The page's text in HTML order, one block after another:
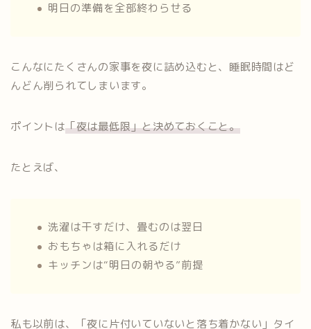
明日の準備を全部終わらせる
こんなにたくさんの家事を夜に詰め込むと、睡眠時間はど
んどん削られてしまいます。
ポイントは「夜は最低限」と決めておくこと。
たとえば、
洗濯は干すだけ、畳むのは翌日
おもちゃは箱に入れるだけ
キッチンは“明日の朝やる”前提
私も以前は、「夜に片付いていないと落ち着かない」タイ